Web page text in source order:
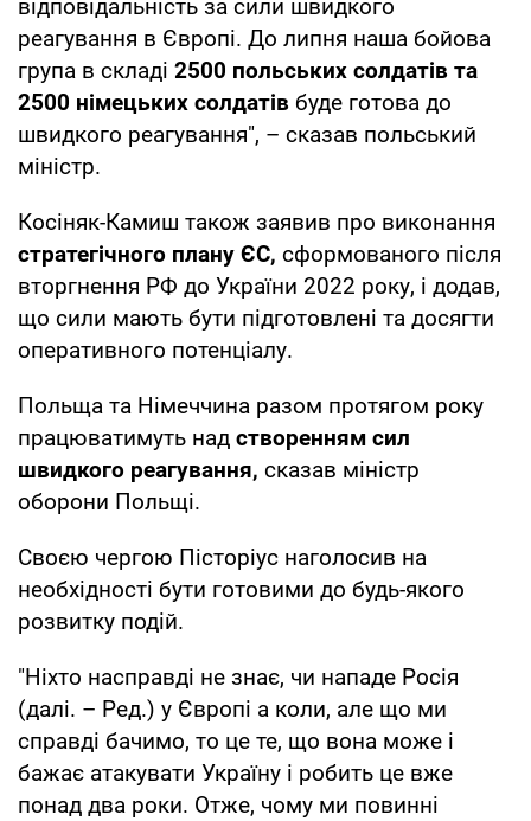
відповідальність за сили швидкого
реагування в Європі. До липня наша бойова
група в складі 2500 польських солдатів та
2500 німецьких солдатів буде готова до
швидкого реагування", – сказав польський
міністр.
Косіняк-Камиш також заявив про виконання
стратегічного плану ЄС, сформованого після
вторгнення РФ до України 2022 року, і додав,
що сили мають бути підготовлені та досягти
оперативного потенціалу.
Польща та Німеччина разом протягом року
працюватимуть над створенням сил
швидкого реагування, сказав міністр
оборони Польщі.
Своєю чергою Пісторіус наголосив на
необхідності бути готовими до будь-якого
розвитку подій.
"Ніхто насправді не знає, чи нападе Росія
(далі. – Ред.) у Європі а коли, але що ми
справді бачимо, то це те, що вона може і
бажає атакувати Україну і робить це вже
понад два роки. Отже, чому ми повинні